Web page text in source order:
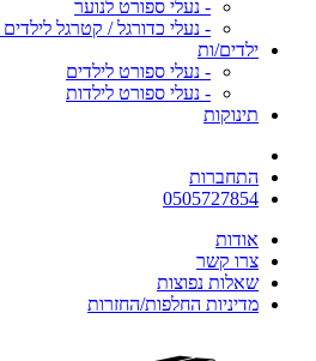
- נעלי ספורט לנוער
- נעלי כדורגל / קטרגל לילדים
ילדים/ות
- נעלי ספורט לילדים
- נעלי ספורט לילדות
תינוקות
התחברות
0505727854
אודות
צרו קשר
שאלות נפוצות
מדיניות החלפות/החזרות